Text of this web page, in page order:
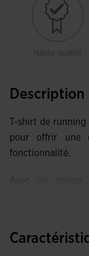
Haute qualité
Description
T-shirt de
pour offrir une
fonctionnalité.
vêtement se